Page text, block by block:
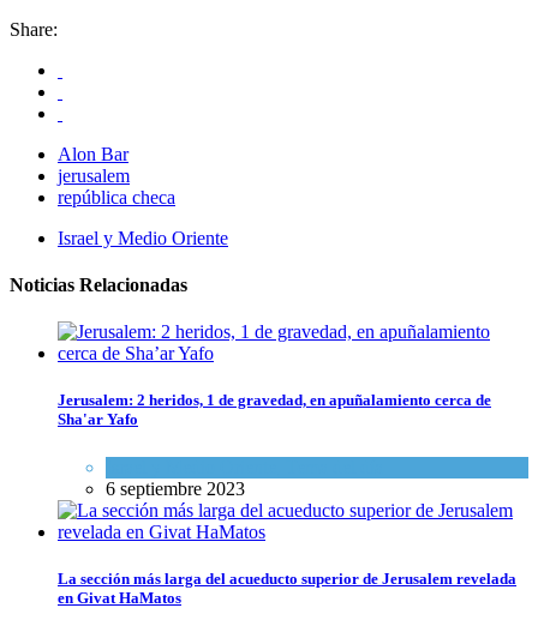
Share:
Alon Bar
jerusalem
república checa
Israel y Medio Oriente
Noticias Relacionadas
Jerusalem: 2 heridos, 1 de gravedad, en apuñalamiento cerca de
Sha'ar Yafo
6 septiembre 2023
La sección más larga del acueducto superior de Jerusalem revelada
en Givat HaMatos